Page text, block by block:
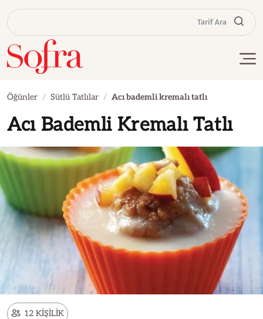
Tarif Ara
Öğünler Sütlü Tatlılar Acı bademli kremalı tatlı
Acı Bademli Kremalı Tatlı
12 KİŞİLİK